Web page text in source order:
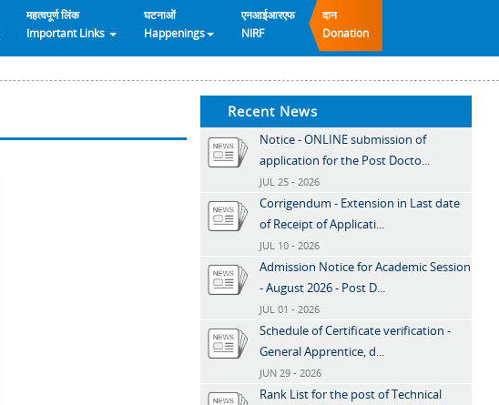
महत्वपूर्ण लिंक
Important Links
घटनाओं
Happenings
एनआईआरएफ
NIRF
दान
Donation
Recent News
Notice - ONLINE submission of
application for the Post Docto...
JUL 25 - 2026
Corrigendum - Extension in Last date
of Receipt of Applicati...
JUL 10 - 2026
Admission Notice for Academic Session
- August 2026 - Post D...
JUL 01 - 2026
Schedule of Certificate verification -
General Apprentice, d...
JUN 29 - 2026
Rank List for the post of Technical